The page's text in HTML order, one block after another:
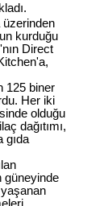
kurduğu
Direct
125 biner
Her iki
olduğu
dağıtımı,
gıda
güneyinde